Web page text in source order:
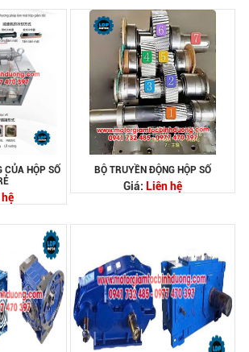
CỦA HỘP SỐ
hệ
BỘ TRUYỀN ĐỘNG HỘP SỐ
Giá: Liên hệ